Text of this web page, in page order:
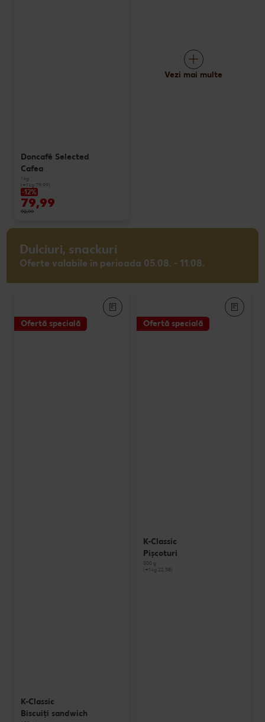
Doncafé Selected
Cafea
1 kg
(=1 kg 79.99)
-12%
79,99
90,99
Vezi mai multe
Dulciuri, snackuri
Oferte valabile în perioada 05.08. - 11.08.
Ofertă specială
K-Classic
Biscuiți sandwich
Ofertă specială
K-Classic
Pișcoturi
500 g
(=1 kg 22.38)